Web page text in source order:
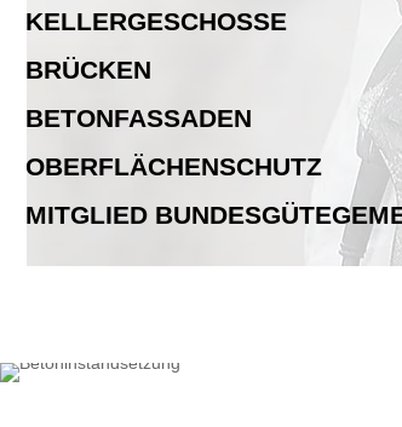
KELLERGESCHOSSE
BRÜCKEN
BETONFASSADEN
OBERFLÄCHENSCHUTZ
MITGLIED